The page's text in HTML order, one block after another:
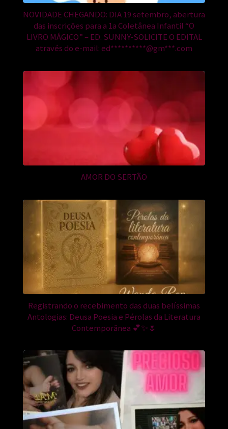
NOVIDADE CHEGANDO: DIA 19 setembro, abertura
das inscrições para a 1a Coletânea Infantil “O
LIVRO MÁGICO” – ED. SUNNY-SOLICITE O EDITAL
através do e-mail: ed**********@gm***.com
AMOR DO SERTÃO
Registrando o recebimento das duas belíssimas
Antologias: Deusa Poesia e Pérolas da Literatura
Contemporânea 💕✨🌷